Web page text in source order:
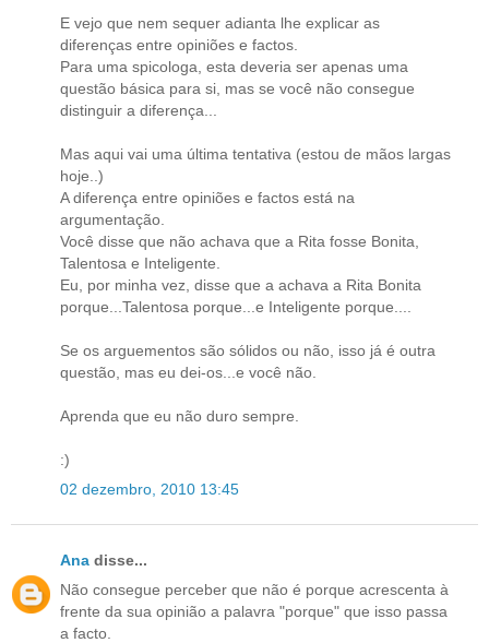
E vejo que nem sequer adianta lhe explicar as
diferenças entre opiniões e factos.
Para uma spicologa, esta deveria ser apenas uma
questão básica para si, mas se você não consegue
distinguir a diferença...
Mas aqui vai uma última tentativa (estou de mãos largas
hoje..)
A diferença entre opiniões e factos está na
argumentação.
Você disse que não achava que a Rita fosse Bonita,
Talentosa e Inteligente.
Eu, por minha vez, disse que a achava a Rita Bonita
porque...Talentosa porque...e Inteligente porque....
Se os arguementos são sólidos ou não, isso já é outra
questão, mas eu dei-os...e você não.
Aprenda que eu não duro sempre.
:)
02 dezembro, 2010 13:45
Ana disse...
Não consegue perceber que não é porque acrescenta à
frente da sua opinião a palavra "porque" que isso passa
a facto.